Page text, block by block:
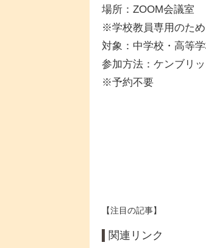
場所：ZOOM会議室
※学校教員専用のた
対象：中学校・高等
参加方法：ケンブリ
※予約不要
【注目の記事】
関連リンク